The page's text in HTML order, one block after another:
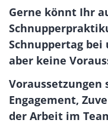
Gerne könnt Ihr
Schnuppertag bei
aber keine
Engagement,
der Arbeit im